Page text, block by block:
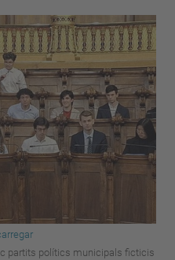
partits polítics municipals ficticis